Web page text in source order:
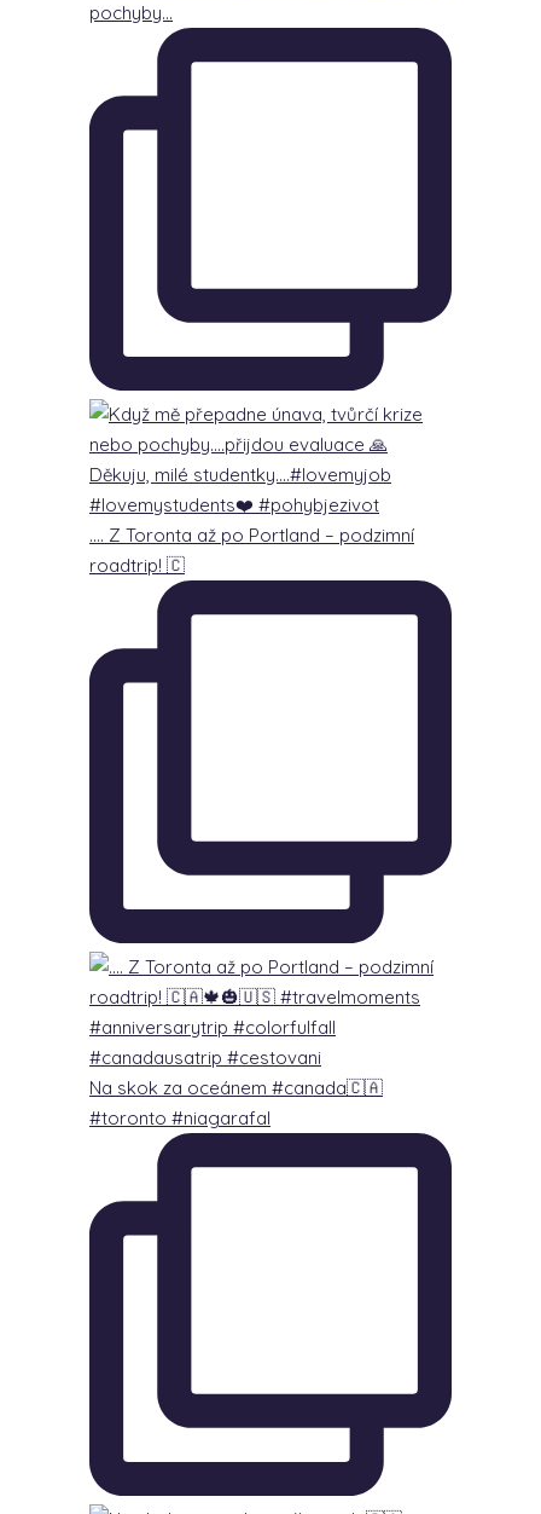
pochyby…
…. Z Toronta až po Portland – podzimní
roadtrip! 🇨
Na skok za oceánem #canada🇨🇦
#toronto #niagarafal